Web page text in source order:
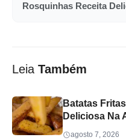
Rosquinhas Receita
Leia Também
Batatas
Deliciosa Na
agosto 7, 2026